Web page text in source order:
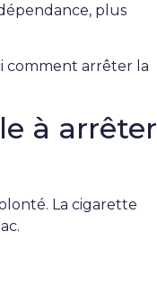
plus
comment arrêter la
à arrêter
La cigarette